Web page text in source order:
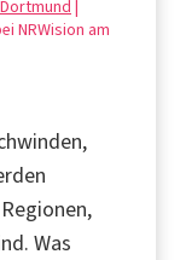
|
NRWision am
Was